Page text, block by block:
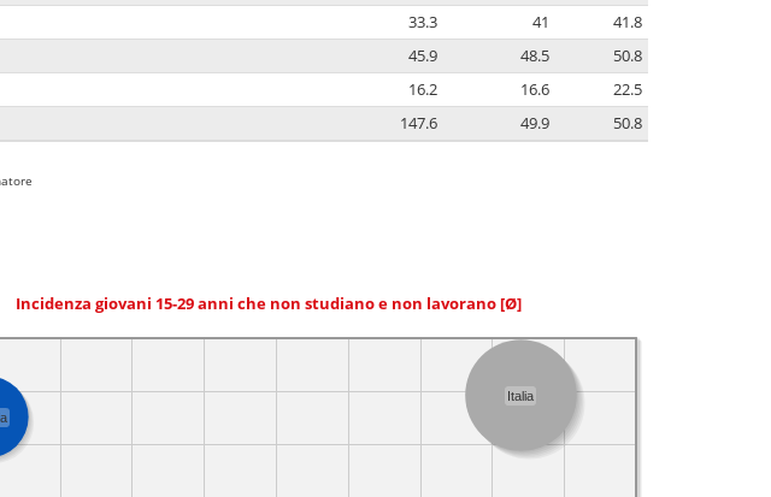
33.3 41
41.8
45.9 48.5
50.8
16.2 16.6
22.5
147.6 49.9 50.8
Incidenza giovani 15-29 anni che non studiano e non lavorano [Ø]
Italia